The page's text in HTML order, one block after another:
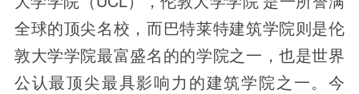
全球的顶尖名校，而巴特莱特建筑学院则是伦
敦大学学院最富盛名的的学院之一，也是世界
公认最顶尖最具影响力的建筑学院之一。今